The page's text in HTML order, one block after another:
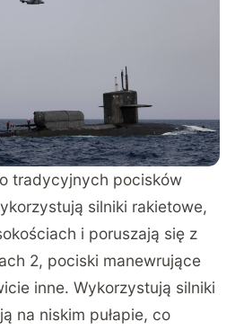
tradycyjnych pocisków
silniki rakietowe,
i poruszają się z
2, pociski manewrujące
inne. Wykorzystują silniki
na niskim pułapie, co